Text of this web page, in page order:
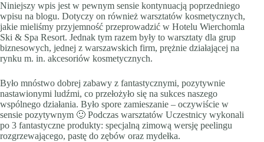
Niniejszy wpis jest w pewnym sensie kontynuacją poprzedniego
wpisu na blogu. Dotyczy on również warsztatów kosmetycznych,
jakie mieliśmy przyjemność przeprowadzić w Hotelu Wierchomla
Ski & Spa Resort. Jednak tym razem były to warsztaty dla grup
biznesowych, jednej z warszawskich firm, prężnie działającej na
rynku m. in. akcesoriów kosmetycznych.
Było mnóstwo dobrej zabawy z fantastycznymi, pozytywnie
nastawionymi ludźmi, co przełożyło się na sukces naszego
wspólnego działania. Było spore zamieszanie – oczywiście w
sensie pozytywnym 🙂 Podczas warsztatów Uczestnicy wykonali
po 3 fantastyczne produkty: specjalną zimową wersję peelingu
rozgrzewającego, pastę do zębów oraz mydełka.